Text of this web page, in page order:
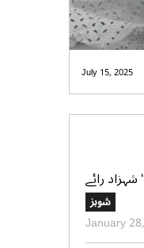
July 15, 2025
شہزاد رائے
پر وائرل
شوبز
January